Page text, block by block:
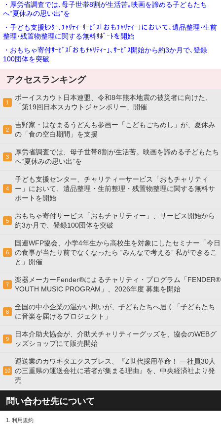
・厚労省調査では､母子世帯8割が生活苦｡映画を諦める子どもたち
へ“夏休みの思い出”を
・子ども支援ｾﾝﾀｰ､ﾁｬﾘﾃｨｰｻｰﾋﾞｽ｢おもﾁｬﾘﾃｨｰ｣において､遺品整理･生前
整理･残置物整理に関する無料ｻﾎﾟｰﾄを開始
・おもちゃ寄付ｻｰﾋﾞｽ｢おもﾁｬﾘﾃｨｰ｣､ｻｰﾋﾞｽ開始から約3か月で､登録
100団体を突破
アクセスランキング
1
ボーイスカウト日本連盟、令和8年熊本地震の被災者に向けた、
「第19回日本スカウトジャンボリー」開催
2
吉野家・はなまるうどんも参画ー「こどもごちめし」が、夏休み
の「食の空白期間」を支援
3
厚労省調査では、母子世帯8割が生活苦。映画を諦める子どもたち
へ“夏休みの思い出”を
4
子ども支援センター、チャリティーサービス「おもチャリティ
ー」において、遺品整理・生前整理・残置物整理に関する無料サ
ポートを開始
5
おもちゃ寄付サービス「おもチャリティー」、サービス開始から
約3か月で、登録100団体を突破
6
国連WFP協会、小学4年生から高校生を対象にしたセミナー「今日
の食事が当たり前でなくなったら “みんなで考える” 私ができるこ
と」開催
7
楽器メーカーFender®によるチャリティ・プログラム「FENDER®︎
YOUTH MUSIC PROGRAM」、2026年度 募集を開始
8
全国の中小企業の温かい想いが、子どもたちへ届く「子どもたち
に音楽を届けるプロジェクト」
9
日本介助犬協会が、介助犬チャリティーグッズを、協会のWEBグ
ッズショップにて販売開始
10
運送業のカワキタエクスプレス、『Z世代採用革命！ ―社員30人
の三重県の運送会社に若者が集まる理由』を、中央経済社より発
売
問い合わせ先について
1. 利用規約